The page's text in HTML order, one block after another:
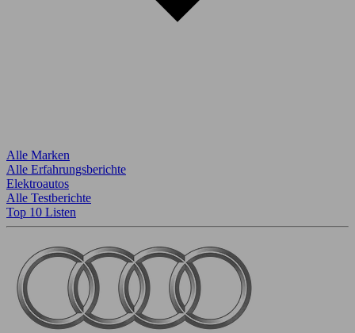
Alle Marken
Alle Erfahrungsberichte
Elektroautos
Alle Testberichte
Top 10 Listen